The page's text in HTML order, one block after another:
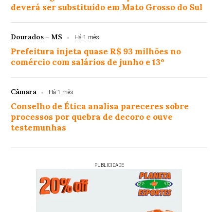
deverá ser substituído em Mato Grosso do Sul
Dourados - MS Há 1 mês
Prefeitura injeta quase R$ 93 milhões no
comércio com salários de junho e 13º
Câmara Há 1 mês
Conselho de Ética analisa pareceres sobre
processos por quebra de decoro e ouve
testemunhas
PUBLICIDADE